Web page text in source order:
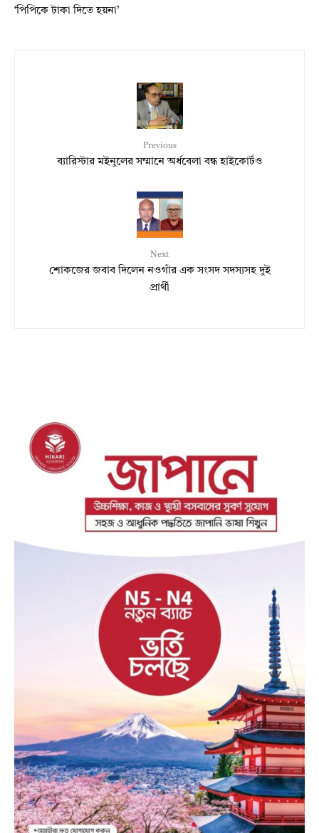
‘পিপিকে টাকা দিতে হয়না’
Previous
ব্যারিস্টার মইনুলের সম্মানে অর্ধবেলা বন্ধ হাইকোর্টও
Next
শোকজের জবাব দিলেন নওগাঁর এক সংসদ সদস্যসহ দুই
প্রার্থী